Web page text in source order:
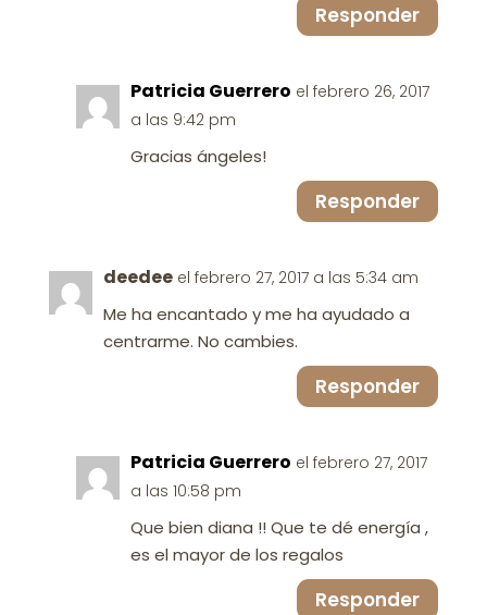
Responder
Patricia Guerrero el febrero 26, 2017
a las 9:42 pm
Gracias ángeles!
Responder
deedee el febrero 27, 2017 a las 5:34 am
Me ha encantado y me ha ayudado a
centrarme. No cambies.
Responder
Patricia Guerrero el febrero 27, 2017
a las 10:58 pm
Que bien diana !! Que te dé energía ,
es el mayor de los regalos
Responder